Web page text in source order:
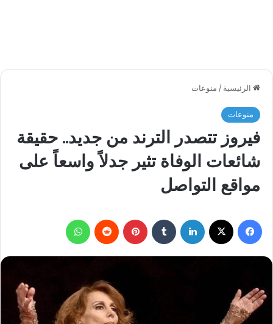
الرئيسية / منوعات
منوعات
فيروز تتصدر الترند من جديد.. حقيقة
شائعات الوفاة تثير جدلاً واسعاً على
مواقع التواصل
فيسبوك لينكدإن بينتيريست